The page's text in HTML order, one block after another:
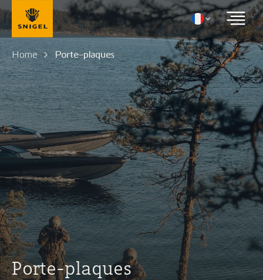
Home Porte-plaques
Porte-plaques